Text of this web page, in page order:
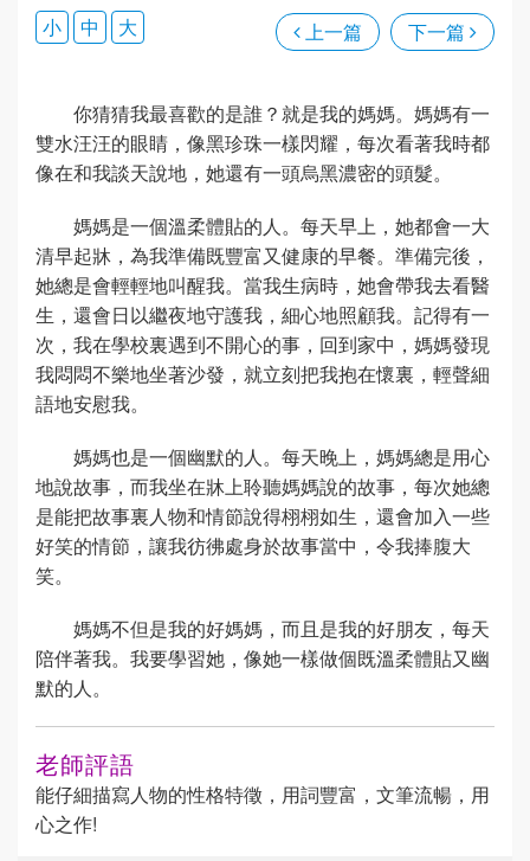
上一篇 下一篇
小 中 大
你猜猜我最喜歡的是誰？就是我的媽媽。媽媽有一
雙水汪汪的眼睛，像黑珍珠一樣閃耀，每次看著我時都
像在和我談天說地，她還有一頭烏黑濃密的頭髮。
媽媽是一個溫柔體貼的人。每天早上，她都會一大
清早起牀，為我準備既豐富又健康的早餐。準備完後，
她總是會輕輕地叫醒我。當我生病時，她會帶我去看醫
生，還會日以繼夜地守護我，細心地照顧我。記得有一
次，我在學校裏遇到不開心的事，回到家中，媽媽發現
我悶悶不樂地坐著沙發，就立刻把我抱在懷裏，輕聲細
語地安慰我。
媽媽也是一個幽默的人。每天晚上，媽媽總是用心
地說故事，而我坐在牀上聆聽媽媽說的故事，每次她總
是能把故事裏人物和情節說得栩栩如生，還會加入一些
好笑的情節，讓我彷彿處身於故事當中，令我捧腹大
笑。
媽媽不但是我的好媽媽，而且是我的好朋友，每天
陪伴著我。我要學習她，像她一樣做個既溫柔體貼又幽
默的人。
老師評語
能仔細描寫人物的性格特徵，用詞豐富，文筆流暢，用
心之作!